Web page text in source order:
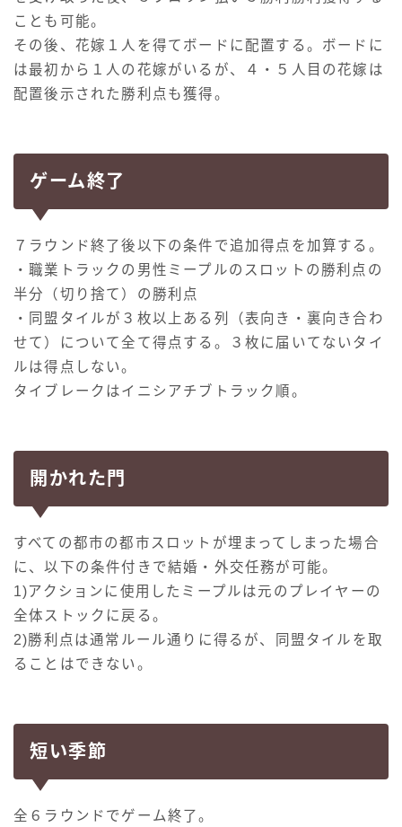
ことも可能。
その後、花嫁１人を得てボードに配置する。ボードに
は最初から１人の花嫁がいるが、４・５人目の花嫁は
配置後示された勝利点も獲得。
ゲーム終了
７ラウンド終了後以下の条件で追加得点を加算する。
・職業トラックの男性ミープルのスロットの勝利点の
半分（切り捨て）の勝利点
・同盟タイルが３枚以上ある列（表向き・裏向き合わ
せて）について全て得点する。３枚に届いてないタイ
ルは得点しない。
タイブレークはイニシアチブトラック順。
開かれた門
すべての都市の都市スロットが埋まってしまった場合
に、以下の条件付きで結婚・外交任務が可能。
1)アクションに使用したミープルは元のプレイヤーの
全体ストックに戻る。
2)勝利点は通常ルール通りに得るが、同盟タイルを取
ることはできない。
短い季節
全６ラウンドでゲーム終了。